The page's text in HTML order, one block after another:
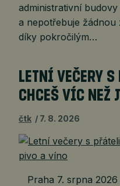
administrativní
a nepotřebuje žádnou
díky pokročilým…
LETNÍ VEČERY
CHCEŠ VÍC NEŽ
čtk 7. 8. 2026
Praha 7. srpna 2026